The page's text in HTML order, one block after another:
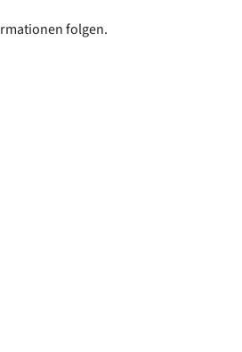
folgen.